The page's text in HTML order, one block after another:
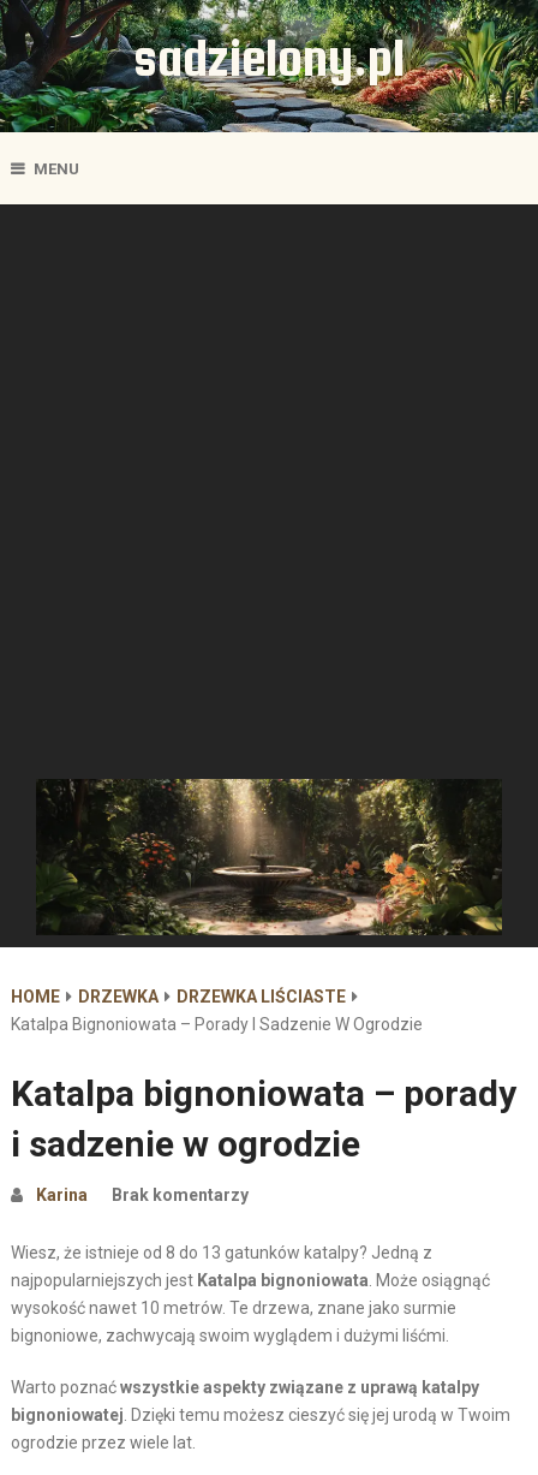
sadzielony.pl
MENU
HOME DRZEWKA
DRZEWKA LIŚCIASTE
Katalpa Bignoniowata – Porady I Sadzenie W Ogrodzie
Katalpa bignoniowata – porady
i sadzenie w ogrodzie
Karina Brak komentarzy
Wiesz, że istnieje od 8 do 13 gatunków katalpy? Jedną z
najpopularniejszych jest Katalpa bignoniowata. Może osiągnąć
wysokość nawet 10 metrów. Te drzewa, znane jako surmie
bignoniowe, zachwycają swoim wyglądem i dużymi liśćmi.
Warto poznaćwszystkie aspekty związane z uprawą katalpy
bignoniowatej. Dzięki temu możesz cieszyć się jej urodą w Twoim
ogrodzie przez wiele lat.